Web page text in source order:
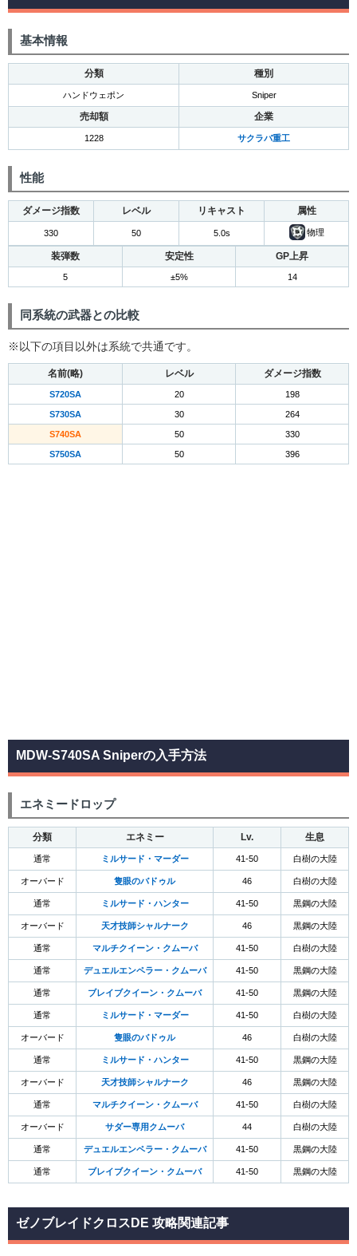
基本情報
分類 種別
ハンドウェポン Sniper
売却額 企業
1228 サクラバ重工
性能
ダメージ指数 レベル リキャスト 属性
330 50 5.0s 物理
装弾数 安定性 GP上昇
5 ±5% 14
同系統の武器との比較
※以下の項目以外は系統で共通です。
名前(略) レベル ダメージ指数
S720SA 20 198
S730SA 30 264
S740SA 50 330
S750SA 50 396
MDW-S740SA Sniperの入手方法
エネミードロップ
分類 エネミー Lv. 生息
通常 ミルサード・マーダー 41-50 白樹の大陸
オーバード 隻眼のバドゥル 46 白樹の大陸
通常 ミルサード・ハンター 41-50 黒鋼の大陸
オーバード 天才技師シャルナーク 46 黒鋼の大陸
通常 マルチクイーン・クムーバ 41-50 白樹の大陸
通常 デュエルエンペラー・クムーバ 41-50 黒鋼の大陸
通常 ブレイブクイーン・クムーバ 41-50 黒鋼の大陸
通常 ミルサード・マーダー 41-50 白樹の大陸
オーバード 隻眼のバドゥル 46 白樹の大陸
通常 ミルサード・ハンター 41-50 黒鋼の大陸
オーバード 天才技師シャルナーク 46 黒鋼の大陸
通常 マルチクイーン・クムーバ 41-50 白樹の大陸
オーバード サダー専用クムーバ 44 白樹の大陸
通常 デュエルエンペラー・クムーバ 41-50 黒鋼の大陸
通常 ブレイブクイーン・クムーバ 41-50 黒鋼の大陸
ゼノブレイドクロスDE 攻略関連記事